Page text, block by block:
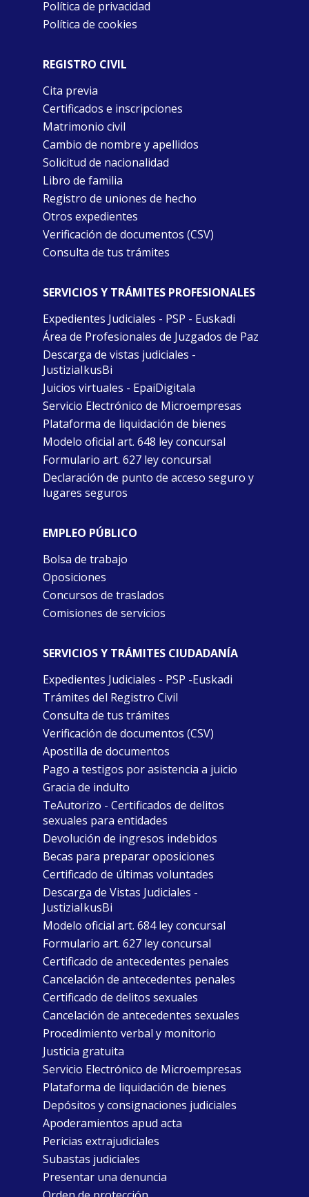
Política de privacidad
Política de cookies
REGISTRO CIVIL
Cita previa
Certificados e inscripciones
Matrimonio civil
Cambio de nombre y apellidos
Solicitud de nacionalidad
Libro de familia
Registro de uniones de hecho
Otros expedientes
Verificación de documentos (CSV)
Consulta de tus trámites
SERVICIOS Y TRÁMITES PROFESIONALES
Expedientes Judiciales - PSP - Euskadi
Área de Profesionales de Juzgados de Paz
Descarga de vistas judiciales -
JustiziaIkusBi
Juicios virtuales - EpaiDigitala
Servicio Electrónico de Microempresas
Plataforma de liquidación de bienes
Modelo oficial art. 648 ley concursal
Formulario art. 627 ley concursal
Declaración de punto de acceso seguro y
lugares seguros
EMPLEO PÚBLICO
Bolsa de trabajo
Oposiciones
Concursos de traslados
Comisiones de servicios
SERVICIOS Y TRÁMITES CIUDADANÍA
Expedientes Judiciales - PSP -Euskadi
Trámites del Registro Civil
Consulta de tus trámites
Verificación de documentos (CSV)
Apostilla de documentos
Pago a testigos por asistencia a juicio
Gracia de indulto
TeAutorizo - Certificados de delitos
sexuales para entidades
Devolución de ingresos indebidos
Becas para preparar oposiciones
Certificado de últimas voluntades
Descarga de Vistas Judiciales -
JustiziaIkusBi
Modelo oficial art. 684 ley concursal
Formulario art. 627 ley concursal
Certificado de antecedentes penales
Cancelación de antecedentes penales
Certificado de delitos sexuales
Cancelación de antecedentes sexuales
Procedimiento verbal y monitorio
Justicia gratuita
Servicio Electrónico de Microempresas
Plataforma de liquidación de bienes
Depósitos y consignaciones judiciales
Apoderamientos apud acta
Pericias extrajudiciales
Subastas judiciales
Presentar una denuncia